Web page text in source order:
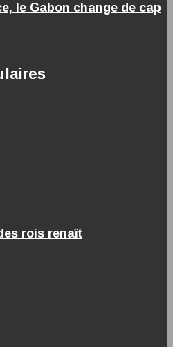
le Gabon change de cap
rois renaît